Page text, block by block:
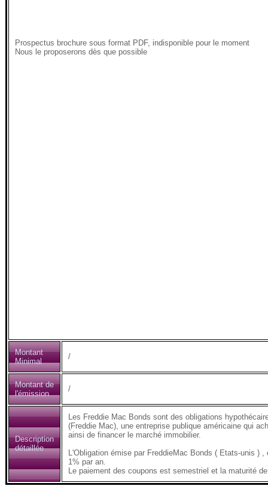
Prospectus brochure sous format PDF, indisponible pour le moment
Nous le proposerons dès que possible
Montant
Minimal
/
Montant de
l'émission
/
Description
détaillée
Les Freddie Mac Bonds sont des obligations
(Freddie Mac), une entreprise publique américaine qui
ainsi de financer le marché immobilier.
L'Obligation émise par FreddieMac Bonds ( Etats-unis )
1% par an.
Le paiement des coupons est semestriel et la maturité